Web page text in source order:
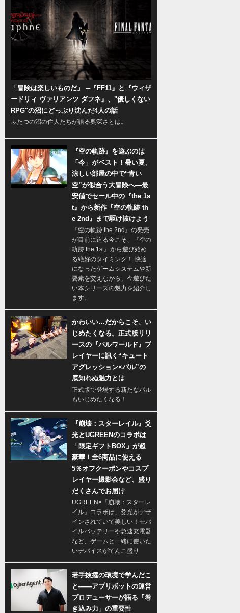
「冒険は楽しいものだ」 ─『FF11』と『ウィザ
ードリィ ヴァリアンツ ダフネ』、"優しくない
RPG"の沼にどっぷり沈んだ4人の話
ふたつの沼の住人たちが語る奥深さとは。
『空の軌跡』を遊ぶのは
「今」がベスト！暑い夏、
涼しい部屋の中で“青い
空”が似合う大冒険へ―最
安値でセール中の『the 1s
t』から新作『空の軌跡 th
e 2nd』まで駆け抜けよう
『空の軌跡 the 2nd』の発売
が目前に迫る今こそ、『空の
軌跡 the 1st』から遊び始め
る絶好のタイミング！ 快適
になったゲームシステムや新
要素を交えながら、今遊びた
い本シリーズの魅力を紹介し
ます。
かわいい…だからこそ、い
じめたくなる。正式版リリ
ースの『パルワールド』プ
レイヤーに訊く“キュート
アグレッション×パル”の
底知れぬ魅力とは
正式版で登場する新たなパル
もいじめたくなる！
『崩壊：スターレイル』爻
光とUGREENのコラボは
「限定ギフトBOX」が超
豪華！全6商品に使える
5％オフクーポンやコスプ
レイヤー撮影会など、盛り
だくさんでお届け
UGREEN×『崩壊：スターレ
イル』コラボは、爻光がデザ
インされていて美しい！モバ
イルバッテリーや急速充電器
など、ゲームと一緒に使いた
いデバイスがてんこ盛り
若手抜擢の環境で学んだこ
と――アプリボットの運営
プロデューサーが語る「巻
き込み力」の重要性